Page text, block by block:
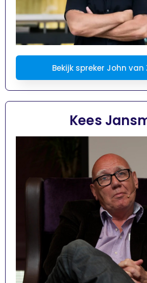
Bekijk spreker John van
Kees